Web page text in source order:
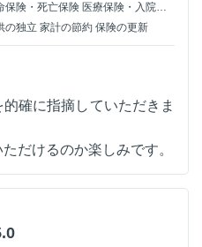
生命保険・死亡保険 医療保険・入院保険 がん保険 介護保険
の独立 家計の節約 保険の更新
確に指摘していただきま
だけるのか楽しみです。